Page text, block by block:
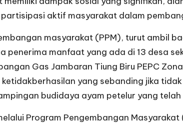
aktif masyarakat dalam
masyarakat (PPM), turut ambil
penerima manfaat yang ada di 13 desa
Gas Jambaran Tiung Biru PEPC
yang sebanding jika
budidaya ayam petelur yang
Program Pengembangan Masyarakat